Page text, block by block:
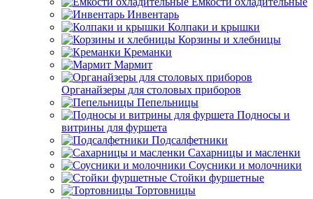
Инвентарь
Колпаки и крышки
Корзины и хлебницы
Креманки
Мармит
Органайзеры для столовых приборов
Пепельницы
Подносы и
витрины для фуршета
Подсалфетники
Сахарницы и масленки
Соусники и молочники
Стойки фуршетные
Тортовницы